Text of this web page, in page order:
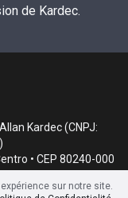
de Kardec.
Kardec (CNPJ:
• CEP 80240-000
sur notre site.